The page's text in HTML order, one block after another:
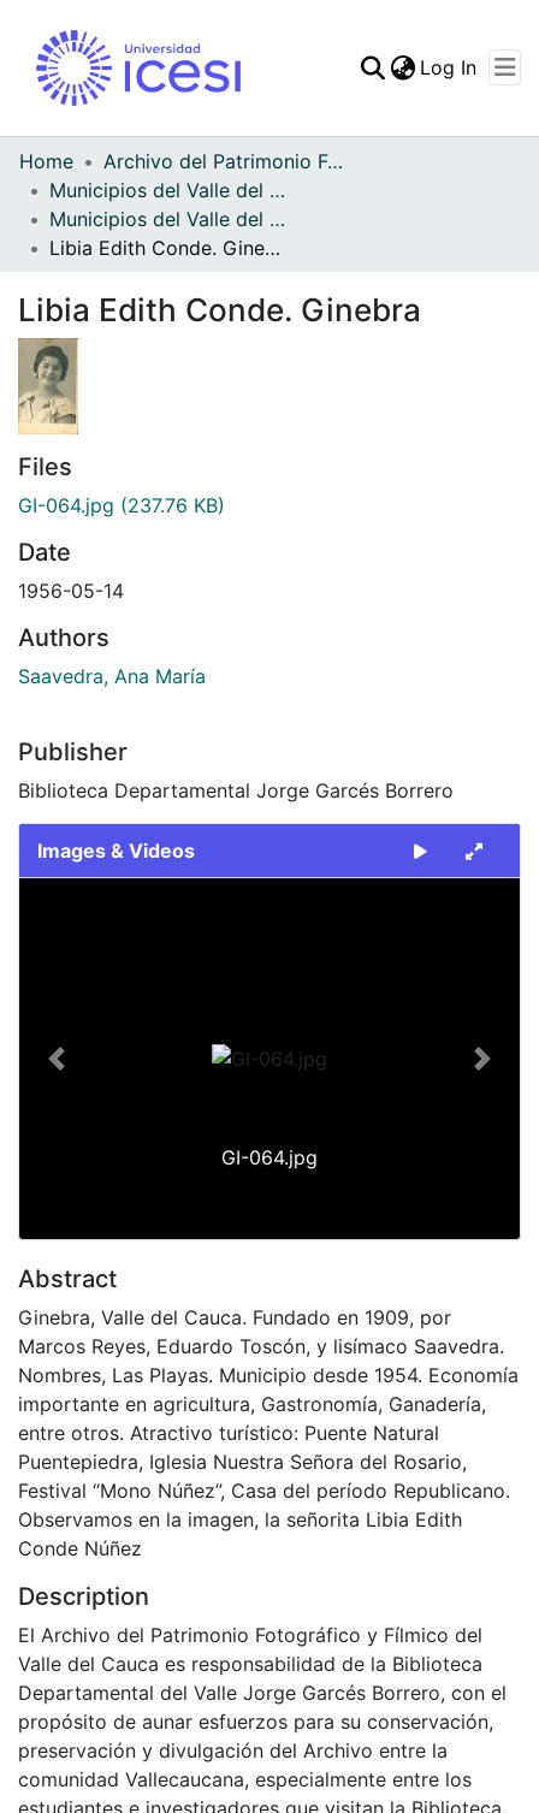
Log In
Home
Archivo del Patrimonio Fotográfico y Fílmico del Valle del Cauca
Municipios del Valle del Cauca
Municipios del Valle del Cauca
Libia Edith Conde. Ginebra
Libia Edith Conde. Ginebra
Files
GI-064.jpg (237.76 KB)
Date
1956-05-14
Authors
Saavedra, Ana María
Publisher
Biblioteca Departamental Jorge Garcés Borrero
Images & Videos
GI-064.jpg
Previous Next
Abstract
Ginebra, Valle del Cauca. Fundado en 1909, por
Marcos Reyes, Eduardo Toscón, y lisímaco Saavedra.
Nombres, Las Playas. Municipio desde 1954. Economía
importante en agricultura, Gastronomía, Ganadería,
entre otros. Atractivo turístico: Puente Natural
Puentepiedra, Iglesia Nuestra Señora del Rosario,
Festival “Mono Núñez”, Casa del período Republicano.
Observamos en la imagen, la señorita Libia Edith
Conde Núñez
Description
El Archivo del Patrimonio Fotográfico y Fílmico del
Valle del Cauca es responsabilidad de la Biblioteca
Departamental del Valle Jorge Garcés Borrero, con el
propósito de aunar esfuerzos para su conservación,
preservación y divulgación del Archivo entre la
comunidad Vallecaucana, especialmente entre los
estudiantes e investigadores que visitan la Biblioteca,